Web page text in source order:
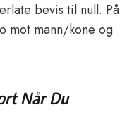
bevis til null. På
mot mann/kone og
Når Du